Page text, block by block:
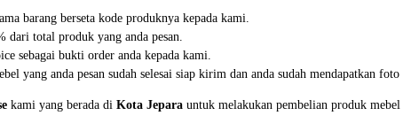
barang berseta kode produknya kepada kami.
total produk yang anda pesan.
sebagai bukti order anda kepada kami.
yang anda pesan sudah selesai siap kirim dan anda sudah mendapatkan
kami yang berada di Kota Jepara untuk melakukan pembelian produk